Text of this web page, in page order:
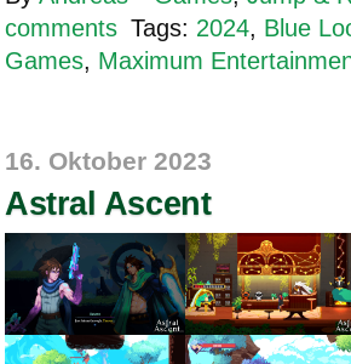
comments Tags: 2024, Blue
Games, Maximum
16. Oktober 2023
Astral Ascent